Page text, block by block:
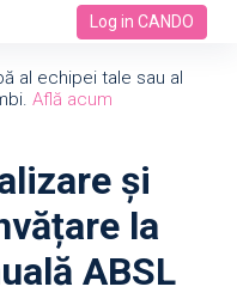
Log in CANDO
al echipei tale sau al
Află acum
și
la
ABSL